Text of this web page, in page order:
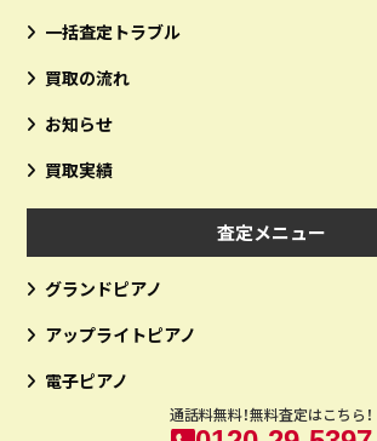
一括査定トラブル
買取の流れ
お知らせ
買取実績
査定メニュー
グランドピアノ
アップライトピアノ
電子ピアノ
通話料無料！無料査定はこちら！